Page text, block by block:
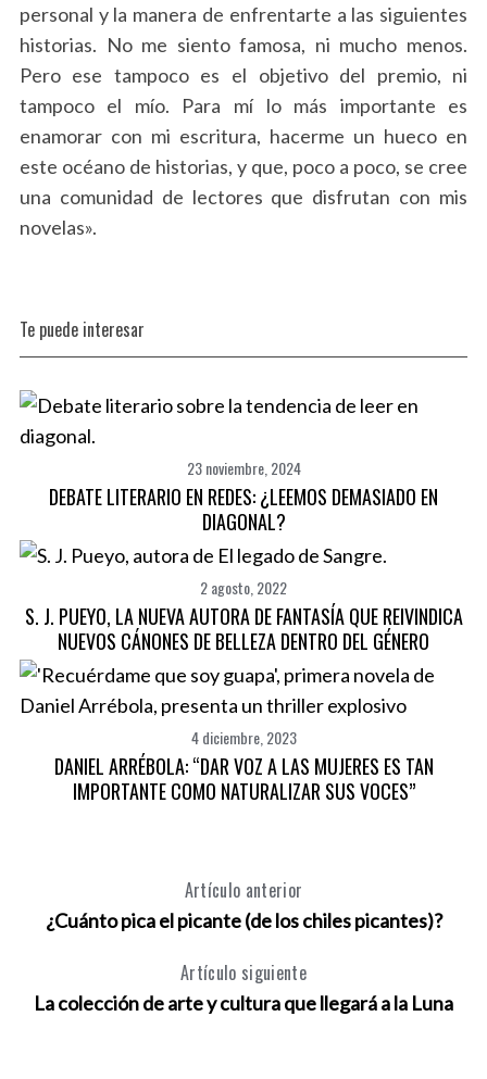
personal y la manera de enfrentarte a las siguientes
historias. No me siento famosa, ni mucho menos.
Pero ese tampoco es el objetivo del premio, ni
tampoco el mío. Para mí lo más importante es
enamorar con mi escritura, hacerme un hueco en
este océano de historias, y que, poco a poco, se cree
una comunidad de lectores que disfrutan con mis
novelas».
Te puede interesar
23 noviembre, 2024
DEBATE LITERARIO EN REDES: ¿LEEMOS DEMASIADO EN
DIAGONAL?
2 agosto, 2022
S. J. PUEYO, LA NUEVA AUTORA DE FANTASÍA QUE REIVINDICA
NUEVOS CÁNONES DE BELLEZA DENTRO DEL GÉNERO
4 diciembre, 2023
DANIEL ARRÉBOLA: “DAR VOZ A LAS MUJERES ES TAN
IMPORTANTE COMO NATURALIZAR SUS VOCES”
Artículo anterior
¿Cuánto pica el picante (de los chiles picantes)?
Artículo siguiente
La colección de arte y cultura que llegará a la Luna